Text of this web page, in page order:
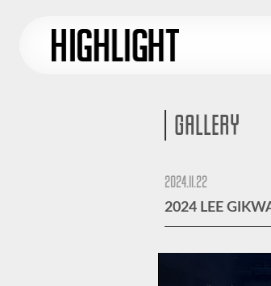
GALLERY
2024.11.22
2024 LEE